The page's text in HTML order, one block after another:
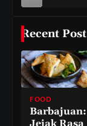
Recent Post
FOOD
Barbajuan: